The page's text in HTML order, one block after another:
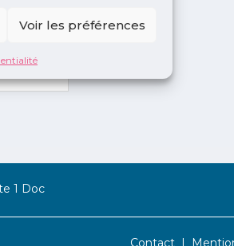
Voir les préférences
1 Doc
Contact